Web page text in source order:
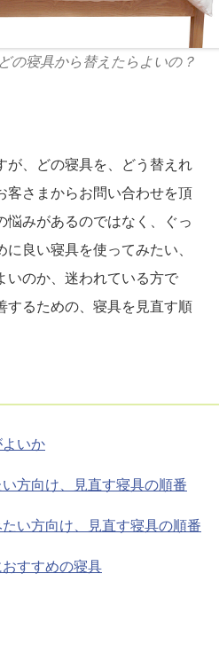
の寝具から替えたらよいの？
が、どの寝具を、どう替えれ
客さまからお問い合わせを頂
悩みがあるのではなく、ぐっ
良い寝具を使ってみたい、
いのか、迷われている方で
するための、寝具を見直す順
いか
方向け、見直す寝具の順番
い方向け、見直す寝具の順番
すすめの寝具